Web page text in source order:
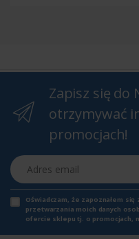
Zapisz się do
otrzymywać
promocjach!
Adres email
Oświadczam, że zapoznałem się
przetwarzania moich danych
ofercie sklepu tj. o promocjach,